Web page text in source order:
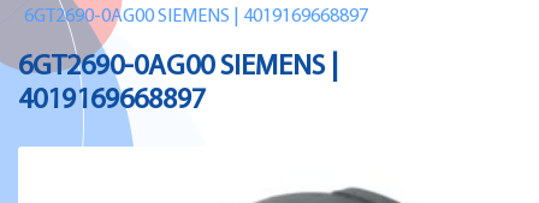
6GT2690-0AG00 SIEMENS | 4019169668897
6GT2690-0AG00 SIEMENS |
4019169668897